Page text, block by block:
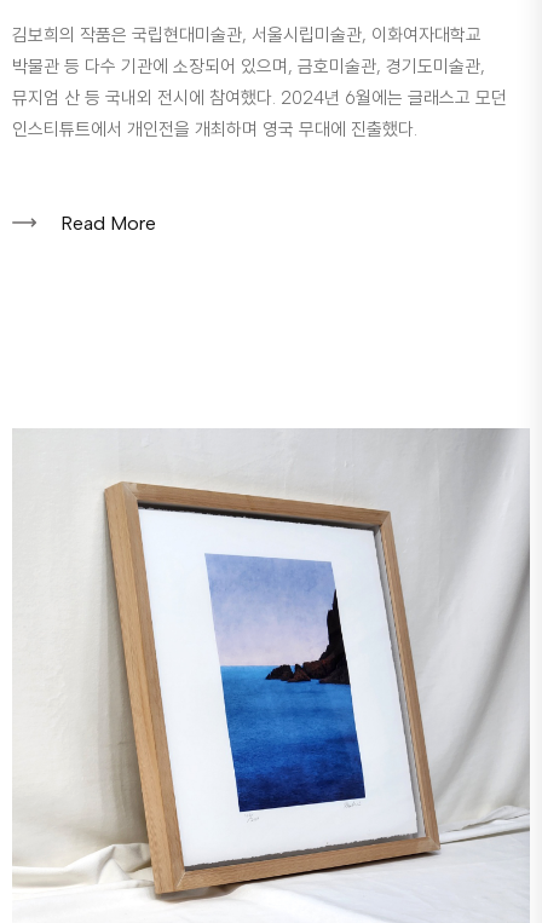
김보희의 작품은 국립현대미술관, 서울시립미술관, 이화여자대학교
박물관 등 다수 기관에 소장되어 있으며, 금호미술관, 경기도미술관,
뮤지엄 산 등 국내외 전시에 참여했다. 2024년 6월에는 글래스고 모던
인스티튜트에서 개인전을 개최하며 영국 무대에 진출했다.
Read More